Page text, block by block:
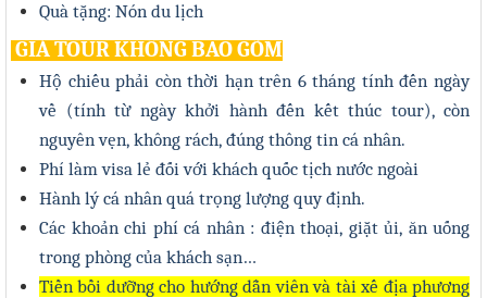
Quà tặng: Nón du lịch
GIÁTOUR KHÔNG BAO GỒM
Hộ chiếu phải còn thời hạn trên 6 tháng tính đến ngày
về (tính từ ngày khởi hành đến kết thúc tour), còn
nguyên vẹn, không rách, đúng thông tin cá nhân.
Phí làm visa lẻ đối với khách quốc tịch nước ngoài
Hành lý cá nhân quá trọng lượng quy định.
Các khoản chi phí cá nhân : điện thoại, giặt ủi, ăn uống
trong phòng của khách sạn…
Tiền bồi dưỡng cho hướng dẫn viên và tài xế địa phương